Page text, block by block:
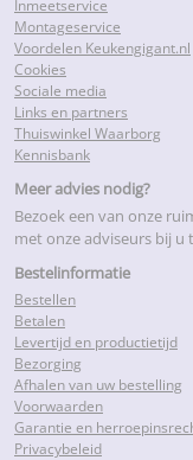
Inmeetservice
Montageservice
Voordelen Keukengigant.nl
Cookies
Sociale media
Links en partners
Thuiswinkel Waarborg
Kennisbank
Meer advies nodig?
Bezoek een van onze
met onze adviseurs bij u
Bestelinformatie
Bestellen
Betalen
Levertijd en productietijd
Bezorging
Afhalen van uw bestelling
Voorwaarden
Garantie en
Privacybeleid